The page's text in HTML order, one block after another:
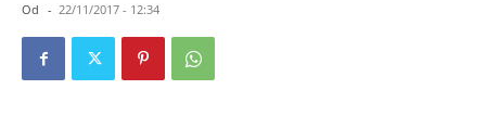
Od - 22/11/2017 - 12:34